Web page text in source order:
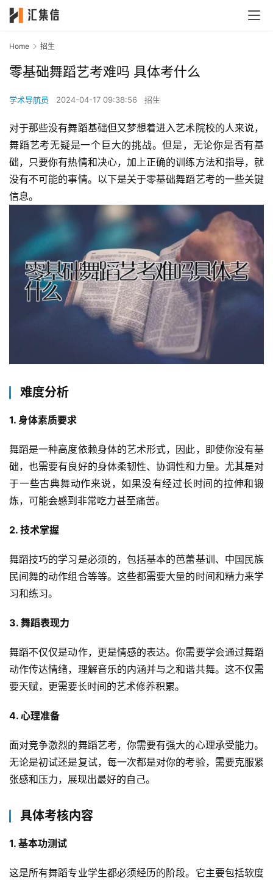
Home 招生
零基础舞蹈艺考难吗 具体考什么
学术导航员 2024-04-17 09:38:56 招生
对于那些没有舞蹈基础但又梦想着进入艺术院校的人来说，
舞蹈艺考无疑是一个巨大的挑战。但是，无论你是否有基
础，只要你有热情和决心，加上正确的训练方法和指导，就
没有不可能的事情。以下是关于零基础舞蹈艺考的一些关键
信息。
难度分析
1. 身体素质要求
舞蹈是一种高度依赖身体的艺术形式，因此，即使你没有基
础，也需要有良好的身体柔韧性、协调性和力量。尤其是对
于一些古典舞动作来说，如果没有经过长时间的拉伸和锻
炼，可能会感到非常吃力甚至痛苦。
2. 技术掌握
舞蹈技巧的学习是必须的，包括基本的芭蕾基训、中国民族
民间舞的动作组合等等。这些都需要大量的时间和精力来学
习和练习。
3. 舞蹈表现力
舞蹈不仅仅是动作，更是情感的表达。你需要学会通过舞蹈
动作传达情绪，理解音乐的内涵并与之和谐共舞。这不仅需
要天赋，更需要长时间的艺术修养积累。
4. 心理准备
面对竞争激烈的舞蹈艺考，你需要有强大的心理承受能力。
无论是初试还是复试，每一次都是对你的考验，需要克服紧
张感和压力，展现出最好的自己。
具体考核内容
1. 基本功测试
这是所有舞蹈专业学生都必须经历的阶段。它主要包括软度